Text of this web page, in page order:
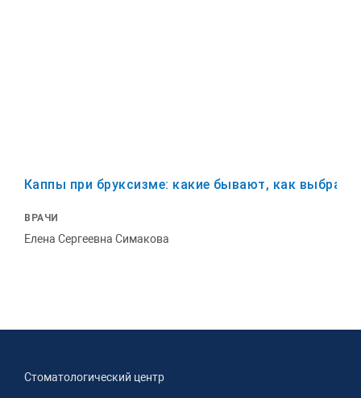
Каппы при бруксизме: какие бывают, как выбрать
ВРАЧИ
Елена Сергеевна Симакова
Стоматологический центр